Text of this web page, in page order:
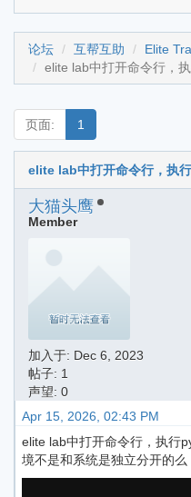
论坛 互帮互助
Elite
elite lab中打开命令行，
页面: 1
elite lab中打开命令行，执
大猫头鹰
Member
加入于: Dec 6, 2023
帖子: 1
声望: 0
Apr 15, 2026, 02:43 PM
elite lab中打开命令行，执行
境不是和系统是独立分开的么